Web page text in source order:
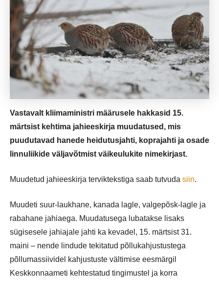
Vastavalt kliimaministri määrusele hakkasid 15.
märtsist kehtima jahieeskirja muudatused, mis
puudutavad hanede heidutusjahti, koprajahti ja osade
linnuliikide väljavõtmist väikeulukite nimekirjast.
Muudetud jahieeskirja terviktekstiga saab tutvuda siin.
Muudeti suur-laukhane, kanada lagle, valgepõsk-lagle ja
rabahane jahiaega. Muudatusega lubatakse lisaks
sügisesele jahiajale jahti ka kevadel, 15. märtsist 31.
maini – nende lindude tekitatud põllukahjustustega
põllumassiividel kahjustuste vältimise eesmärgil
Keskkonnaameti kehtestatud tingimustel ja korra